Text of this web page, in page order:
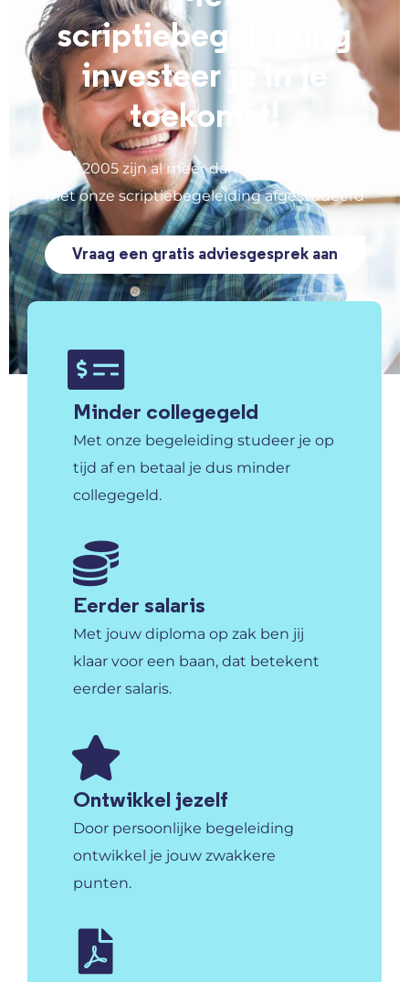
scriptiebegeleiding
investeer je in je
toekomst!
Sinds 2005 zijn al meer dan 10.000 studenten
met onze scriptiebegeleiding afgestudeerd
Vraag een gratis adviesgesprek aan
Minder collegegeld
Met onze begeleiding studeer je op
tijd af en betaal je dus minder
collegegeld.
Eerder salaris
Met jouw diploma op zak ben jij
klaar voor een baan, dat betekent
eerder salaris.
Ontwikkel jezelf
Door persoonlijke begeleiding
ontwikkel je jouw zwakkere
punten.